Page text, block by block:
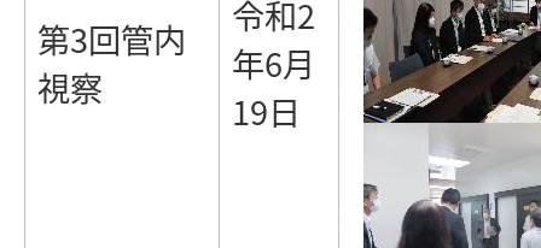
第3回管内
視察
令和2
年6月
19日